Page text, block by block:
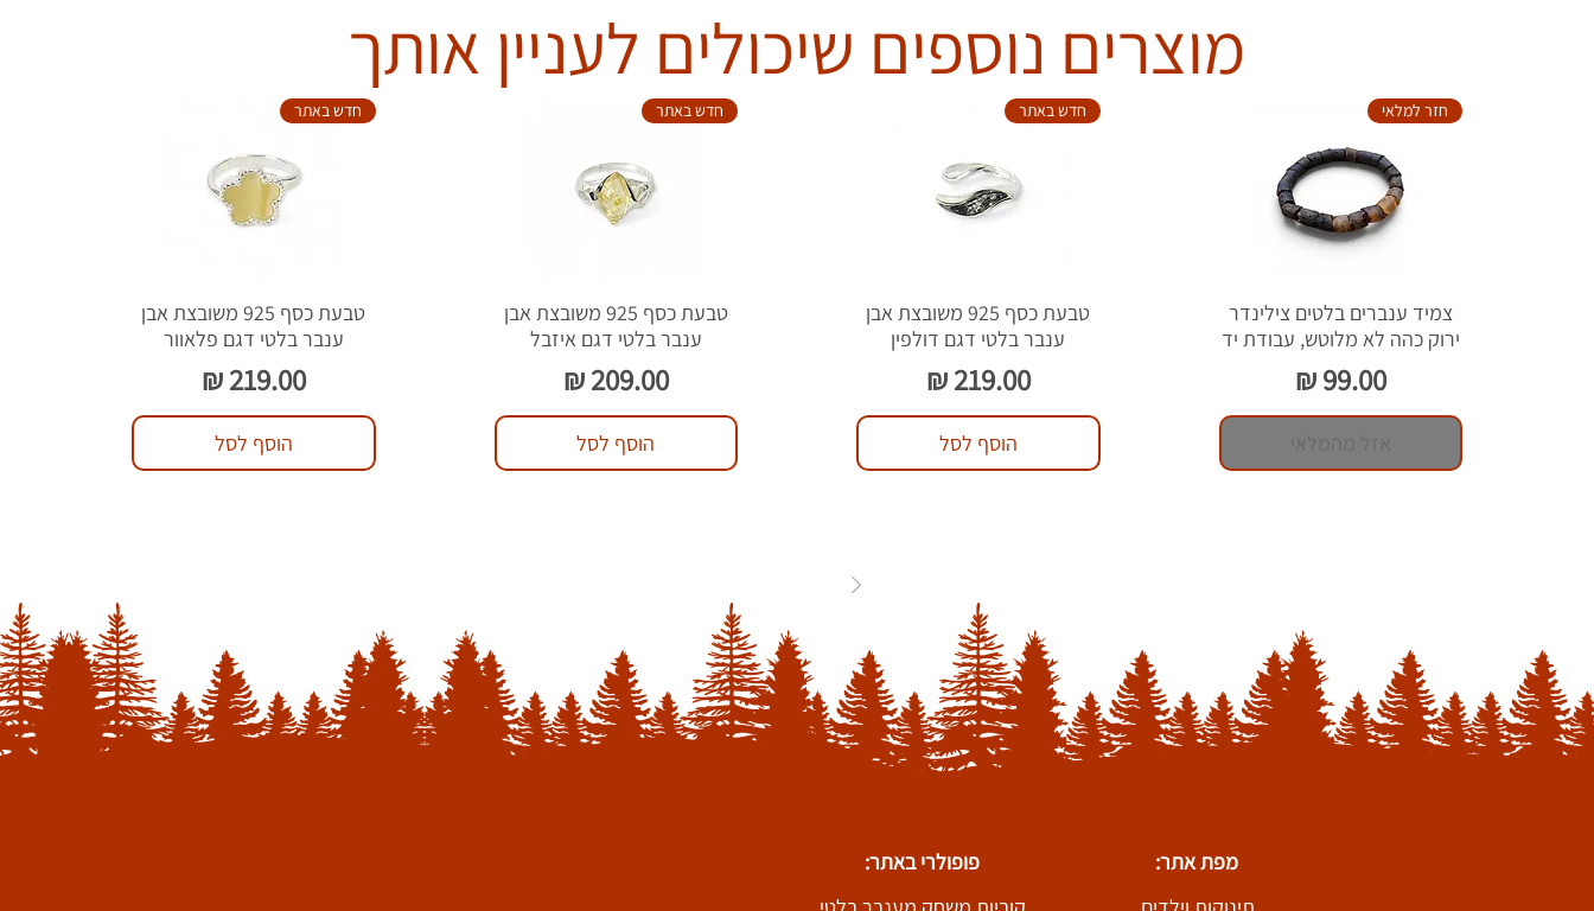
מוצרים נוספים שיכולים לעניין אותך
חזר למלאי
צמיד ענברים בלטים צילינדר
ירוק כהה לא מלוטש, עבודת יד
מחיר‏99.00 ‏₪
חדש באתר
טבעת כסף 925 משובצת אבן
ענבר בלטי דגם דולפין
מחיר‏219.00 ‏₪
הוסף לסל
חדש באתר
טבעת כסף 925 משובצת אבן
ענבר בלטי דגם איזבל
מחיר‏209.00 ‏₪
הוסף לסל
חדש באתר
טבעת כסף 925 משובצת אבן
ענבר בלטי דגם פלאוור
מחיר‏219.00 ‏₪
הוסף לסל
מפת אתר:
פופולרי באתר: